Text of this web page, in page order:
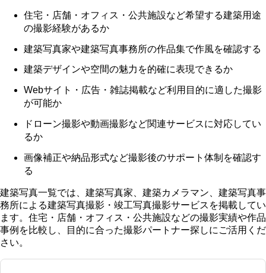
住宅・店舗・オフィス・公共施設など希望する建築用途
の撮影経験があるか
建築写真家や建築写真事務所の作品集で作風を確認する
建築デザインや空間の魅力を的確に表現できるか
Webサイト・広告・雑誌掲載など利用目的に適した撮影
が可能か
ドローン撮影や動画撮影など関連サービスに対応してい
るか
画像補正や納品形式など撮影後のサポート体制を確認す
る
建築写真一覧では、建築写真家、建築カメラマン、建築写真事
務所による建築写真撮影・竣工写真撮影サービスを掲載してい
ます。住宅・店舗・オフィス・公共施設などの撮影実績や作品
事例を比較し、目的に合った撮影パートナー探しにご活用くだ
さい。